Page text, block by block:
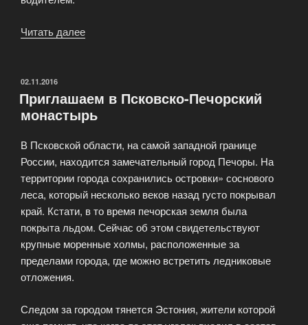
Читать далее
ОПУБЛИКОВАНО
02.11.2016
Приглашаем в Псковско-Печорский
монастырь
В Псковской области, на самой западной границе
России, находится замечательный город Печоры. На
территории города сохранились островки» соснового
леса, который несколько веков назад густо покрывал
край. Кстати, в то время печорская земля была
покрыта льдом. Сейчас об этом свидетельствуют
крупные моренные холмы, расположенные за
пределами города, где можно встретить ледниковые
отложения.
Следом за городом тянется Эстония, жители которой